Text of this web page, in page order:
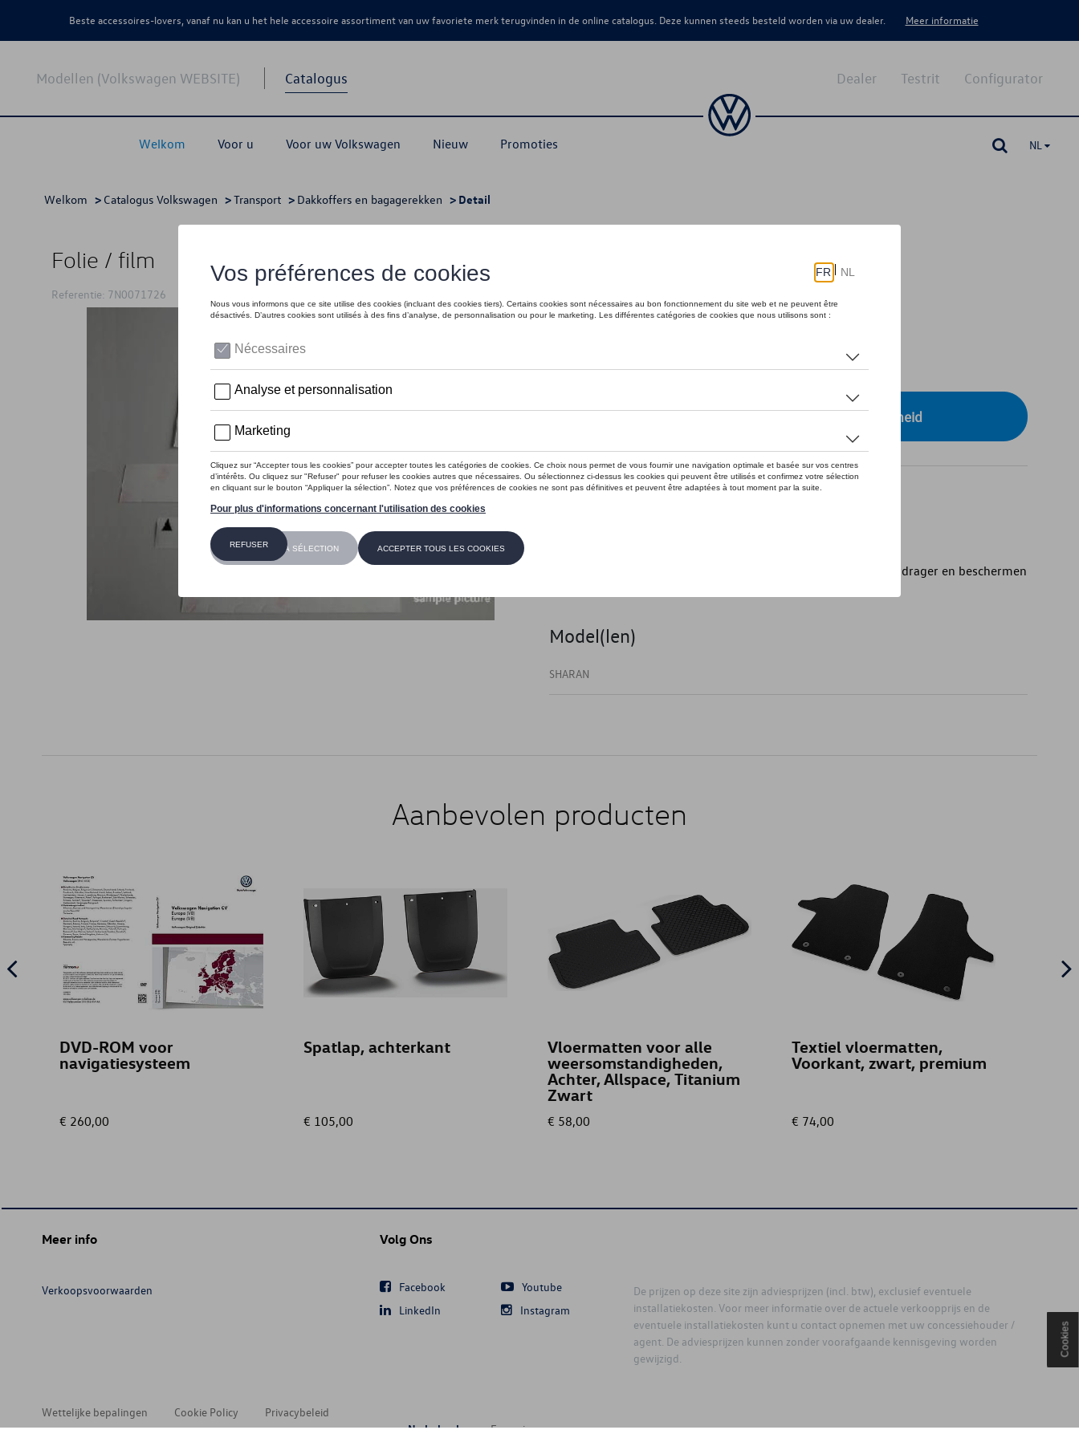
Beste accessoires-lovers, vanaf nu kan u het hele accessoire assortiment van uw favoriete merk terugvinden in de online catalogus. Deze kunnen steeds besteld worden via uw dealer. Meer informatie
Modellen (Volkswagen WEBSITE) Catalogus
Welkom Voor u Voor uw Volkswagen Nieuw Promoties
Configurator
Testrit
Dealer
NL
Welkom > Catalogus Volkswagen >Transport > Dakkoffers en bagagerekken > Detail
Folie / film
Referentie: 7N0071726
Dit product is momenteel niet op stock
Contacteer uw dealer voor beschikbaarheid
Introductie
De lakbeschermfolies zijn nodig bij het monteren van de achterdrager en beschermen
Model(len)
SHARAN
Aanbevolen producten
DVD-ROM voor
navigatiesysteem
€ 260,00
Spatlap, achterkant
€ 105,00
Vloermatten voor alle
weersomstandigheden,
Achter, Allspace, Titanium
Zwart
€ 58,00
Textiel vloermatten,
Voorkant, zwart, premium
€ 74,00
Meer info
Verkoopsvoorwaarden
Volg Ons
Facebook
Youtube
LinkedIn
Instagram
De prijzen op deze site zijn adviesprijzen (incl. btw), exclusief eventuele
installatiekosten. Voor meer informatie over de actuele verkoopprijs en de
eventuele installatiekosten kunt u contact opnemen met uw concessiehouder /
agent. De adviesprijzen kunnen zonder voorafgaande kennisgeving worden
gewijzigd.
Wettelijke bepalingen Cookie Policy
Privacybeleid
Nederlands
Français
Cookies